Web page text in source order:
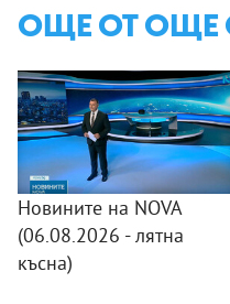
ОЩЕ ОТ ОЩЕ
Новините на NOVA
(06.08.2026 - лятна
късна)